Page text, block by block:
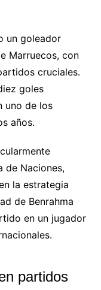
un goleador
Marruecos, con
cruciales.
goles
uno de los
años.
de Naciones,
la estrategia
de Benrahma
en un jugador
partidos